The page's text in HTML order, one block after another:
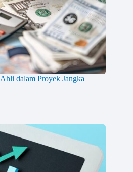
dalam Proyek Jangka